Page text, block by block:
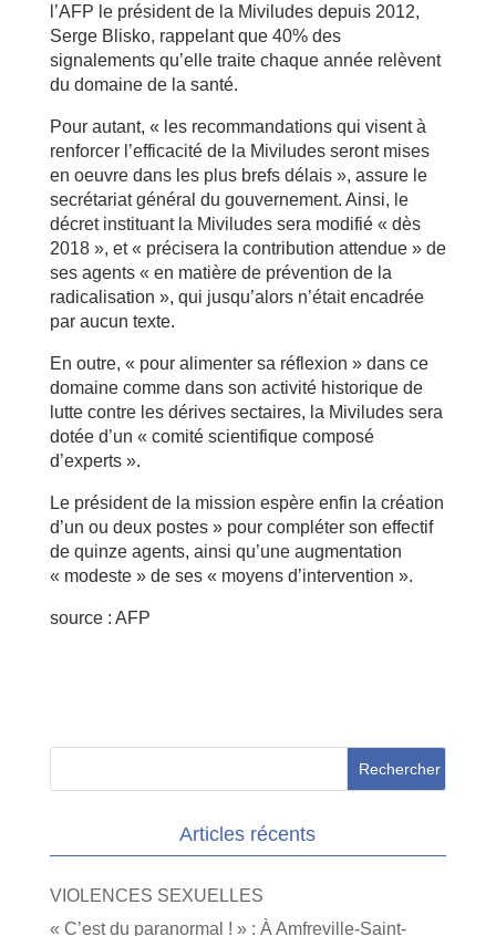
l’AFP le président de la Miviludes depuis 2012,
Serge Blisko, rappelant que 40% des
signalements qu’elle traite chaque année relèvent
du domaine de la santé.
Pour autant, « les recommandations qui visent à
renforcer l’efficacité de la Miviludes seront mises
en oeuvre dans les plus brefs délais », assure le
secrétariat général du gouvernement. Ainsi, le
décret instituant la Miviludes sera modifié « dès
2018 », et « précisera la contribution attendue » de
ses agents « en matière de prévention de la
radicalisation », qui jusqu’alors n’était encadrée
par aucun texte.
En outre, « pour alimenter sa réflexion » dans ce
domaine comme dans son activité historique de
lutte contre les dérives sectaires, la Miviludes sera
dotée d’un « comité scientifique composé
d’experts ».
Le président de la mission espère enfin la création
d’un ou deux postes » pour compléter son effectif
de quinze agents, ainsi qu’une augmentation
« modeste » de ses « moyens d’intervention ».
source : AFP
Articles récents
VIOLENCES SEXUELLES
« C’est du paranormal ! » : À Amfreville-Saint-